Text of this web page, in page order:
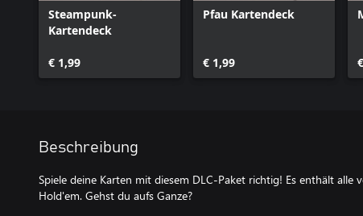
Steampunk-
Kartendeck
€ 1,99
Pfau Kartendeck
€ 1,99
Beschreibung
Spiele deine Karten mit diesem DLC-Paket richtig! Es enthält alle
Hold'em. Gehst du aufs Ganze?